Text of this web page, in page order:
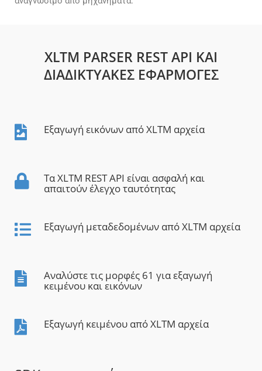
XLTM PARSER REST API ΚΑΙ
ΔΙΑΔΙΚΤΥΑΚΈΣ ΕΦΑΡΜΟΓΈΣ
Εξαγωγή εικόνων από XLTM αρχεία
Τα XLTM REST API είναι ασφαλή και
απαιτούν έλεγχο ταυτότητας
Εξαγωγή μεταδεδομένων από XLTM αρχεία
Αναλύστε τις μορφές 61 για εξαγωγή
κειμένου και εικόνων
Εξαγωγή κειμένου από XLTM αρχεία